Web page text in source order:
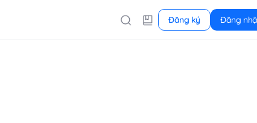
Đăng ký Đăng